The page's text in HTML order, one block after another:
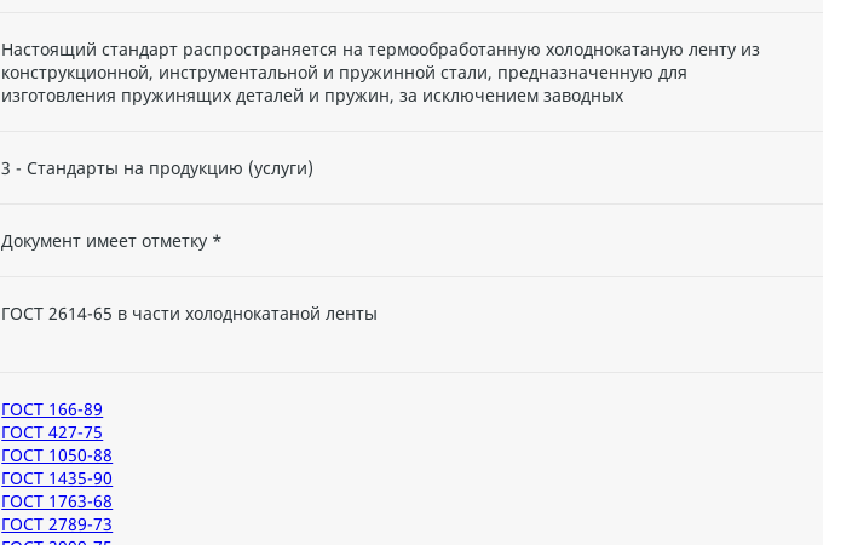
Настоящий стандарт распространяется на термообработанную холоднокатаную ленту из
конструкционной, инструментальной и пружинной стали, предназначенную для
изготовления пружинящих деталей и пружин, за исключением заводных
3 - Стандарты на продукцию (услуги)
Документ имеет отметку *
ГОСТ 2614-65 в части холоднокатаной ленты
ГОСТ 166-89
ГОСТ 427-75
ГОСТ 1050-88
ГОСТ 1435-90
ГОСТ 1763-68
ГОСТ 2789-73